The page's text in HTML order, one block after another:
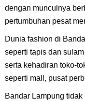
dengan munculnya
pertumbuhan pesat
Dunia fashion di
seperti tapis dan
serta kehadiran toko-
seperti mall, pusat
Bandar Lampung